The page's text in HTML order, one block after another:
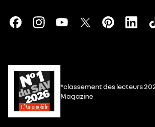
*classement des lecteurs
Magazine